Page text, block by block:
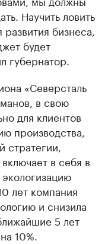
Научить ловить
развития бизнеса,
будет
губернатор.
«Северсталь
в свою
для клиентов
производства,
стратегии,
в себя в
лет компания
и снизила
5 лет
10%.